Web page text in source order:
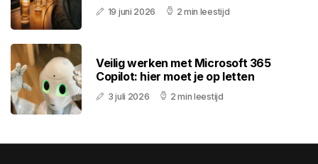
19 juni 2026 2 min leestijd
Veilig werken met Microsoft 365
Copilot: hier moet je op letten
3 juli 2026 2 min leestijd